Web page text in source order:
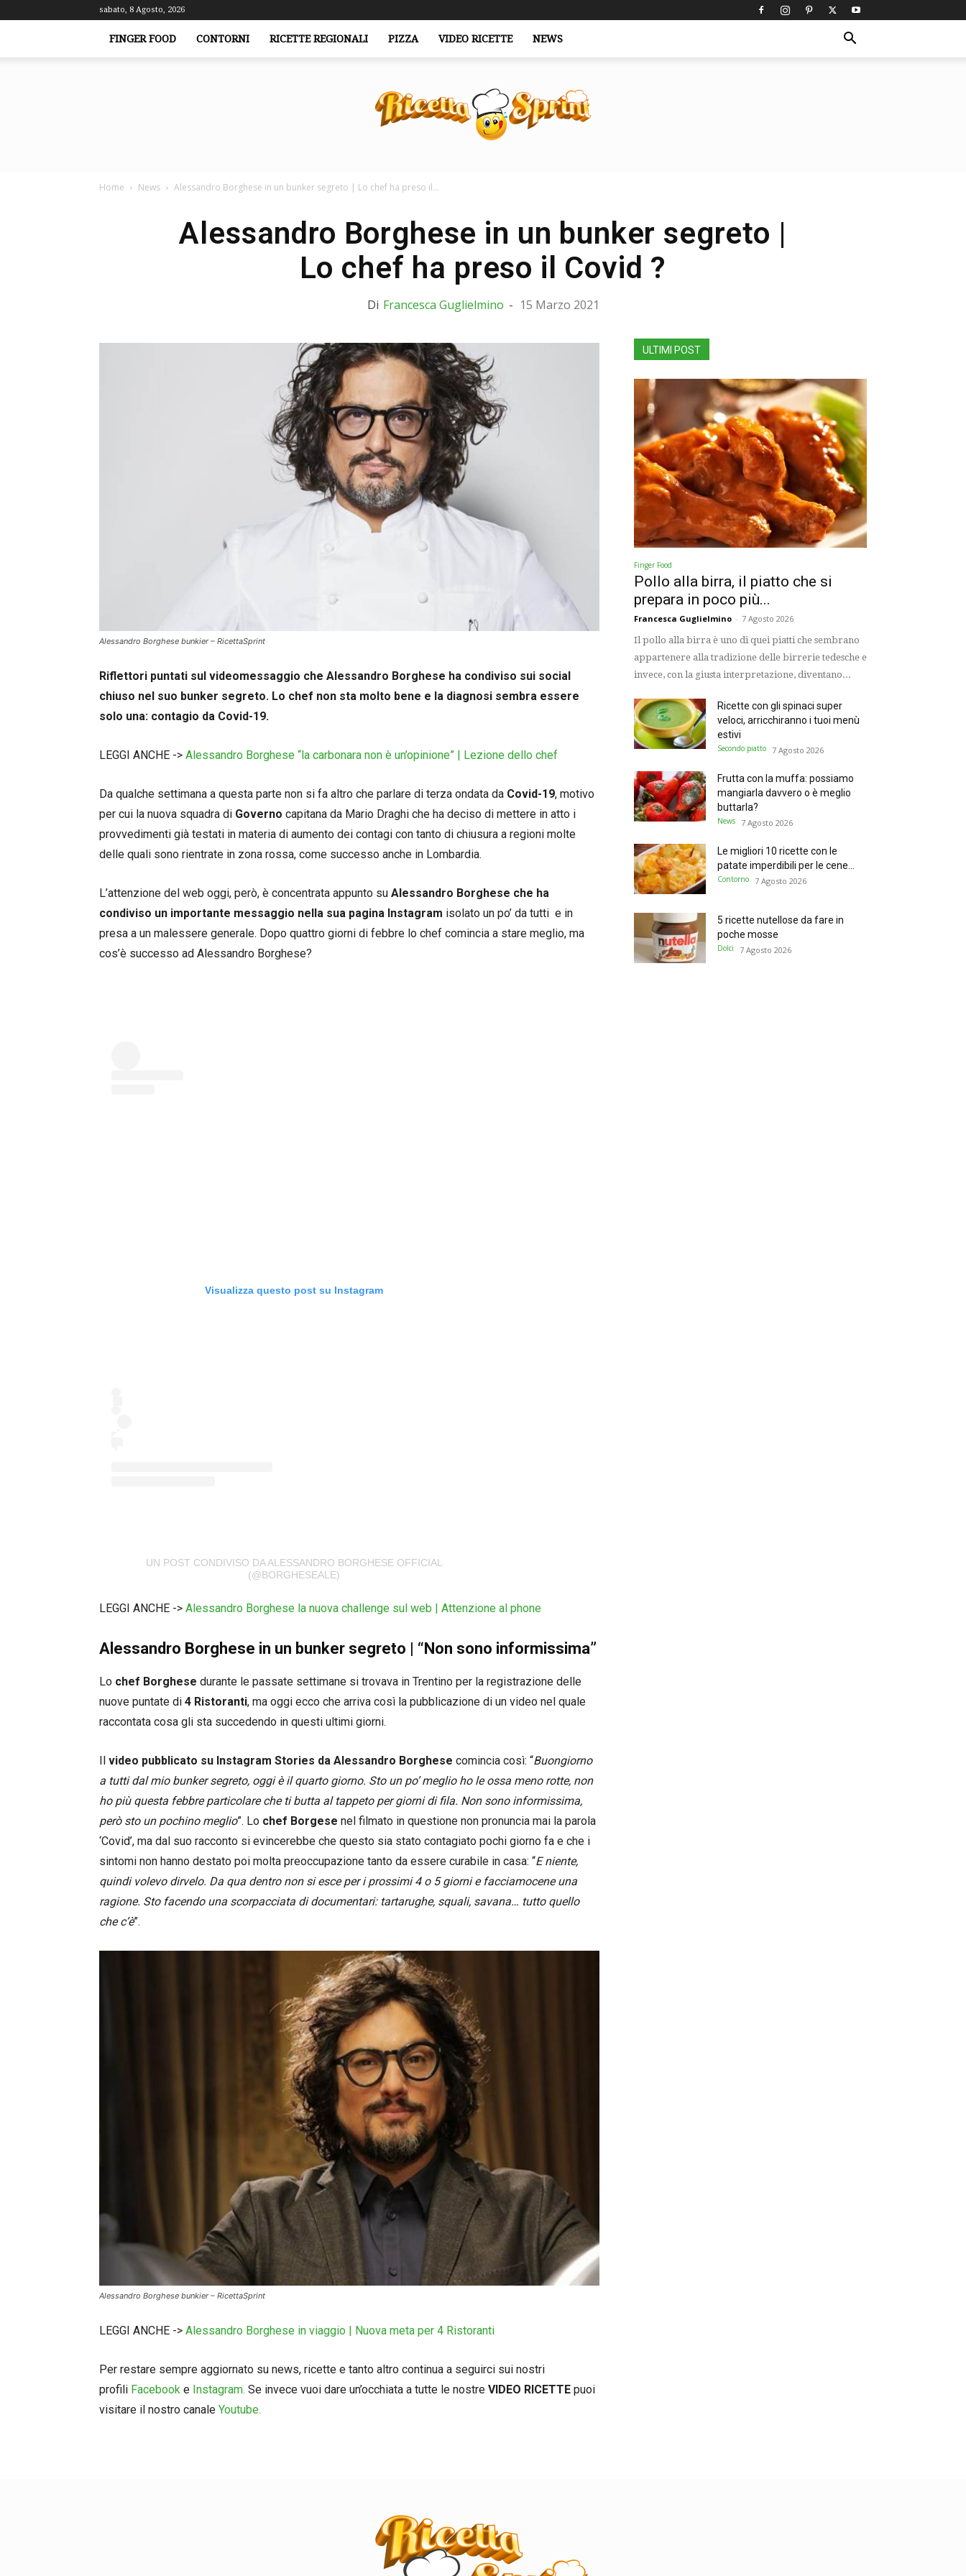
sabato, 8 Agosto, 2026
FINGER FOOD CONTORNI RICETTE REGIONALI PIZZA VIDEO RICETTE NEWS
Home News Alessandro Borghese in un bunker segreto | Lo chef ha preso il...
Alessandro Borghese in un bunker segreto |
Lo chef ha preso il Covid ?
Di Francesca Guglielmino - 15 Marzo 2021
Alessandro Borghese bunkier – RicettaSprint
Riflettori puntati sul videomessaggio che Alessandro Borghese ha condiviso sui social
chiuso nel suo bunker segreto. Lo chef non sta molto bene e la diagnosi sembra essere
solo una: contagio da Covid-19.
LEGGI ANCHE -> Alessandro Borghese “la carbonara non è un’opinione” | Lezione dello chef
Da qualche settimana a questa parte non si fa altro che parlare di terza ondata da Covid-19, motivo
per cui la nuova squadra di Governo capitana da Mario Draghi che ha deciso di mettere in atto i
provvedimenti già testati in materia di aumento dei contagi con tanto di chiusura a regioni molte
delle quali sono rientrate in zona rossa, come successo anche in Lombardia.
L’attenzione del web oggi, però, è concentrata appunto su Alessandro Borghese che ha
condiviso un importante messaggio nella sua pagina Instagram isolato un po’ da tutti e in
presa a un malessere generale. Dopo quattro giorni di febbre lo chef comincia a stare meglio, ma
cos’è successo ad Alessandro Borghese?
Visualizza questo post su Instagram
UN POST CONDIVISO DA ALESSANDRO BORGHESE OFFICIAL
(@BORGHESEALE)
LEGGI ANCHE -> Alessandro Borghese la nuova challenge sul web | Attenzione al phone
Alessandro Borghese in un bunker segreto | “Non sono informissima”
Lo chef Borghese durante le passate settimane si trovava in Trentino per la registrazione delle
nuove puntate di 4 Ristoranti, ma oggi ecco che arriva così la pubblicazione di un video nel quale
raccontata cosa gli sta succedendo in questi ultimi giorni.
video pubblicato su Instagram Stories da Alessandro Borghese comincia così: “Buongiorno
a tutti dal mio bunker segreto, oggi è il quarto giorno. Sto un po’ meglio ho le ossa meno rotte, non
ho più questa febbre particolare che ti butta al tappeto per giorni di fila. Non sono informissima,
però sto un pochino meglio”. Lo chef Borgese nel filmato in questione non pronuncia mai la parola
‘Covid’, ma dal suo racconto si evincerebbe che questo sia stato contagiato pochi giorno fa e che i
sintomi non hanno destato poi molta preoccupazione tanto da essere curabile in casa: “E niente,
quindi volevo dirvelo. Da qua dentro non si esce per i prossimi 4 o 5 giorni e facciamocene una
ragione. Sto facendo una scorpacciata di documentari: tartarughe, squali, savana… tutto quello
che c’è”.
Alessandro Borghese bunkier – RicettaSprint
LEGGI ANCHE -> Alessandro Borghese in viaggio | Nuova meta per 4 Ristoranti
Per restare sempre aggiornato su news, ricette e tanto altro continua a seguirci sui nostri
profili Facebook e Instagram. Se invece vuoi dare un’occhiata a tutte le nostre VIDEO RICETTE puoi
visitare il nostro canale Youtube.
ULTIMI POST
Finger Food
Pollo alla birra, il piatto che si
prepara in poco più...
Francesca Guglielmino - 7 Agosto 2026
Il pollo alla birra è uno di quei piatti che sembrano
appartenere alla tradizione delle birrerie tedesche e
invece, con la giusta interpretazione, diventano...
Ricette con gli spinaci super
veloci, arricchiranno i tuoi menù
estivi
Secondo piatto 7 Agosto 2026
Frutta con la muffa: possiamo
mangiarla davvero o è meglio
buttarla?
News 7 Agosto 2026
Le migliori 10 ricette con le
patate imperdibili per le cene...
Contorno 7 Agosto 2026
5 ricette nutellose da fare in
poche mosse
Dolci 7 Agosto 2026